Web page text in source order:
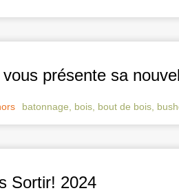
présente sa
batonnage bois, bout de bois,
Sortir! 2024